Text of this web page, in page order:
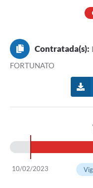
Contratada(s):
FORTUNATO
10/02/2023